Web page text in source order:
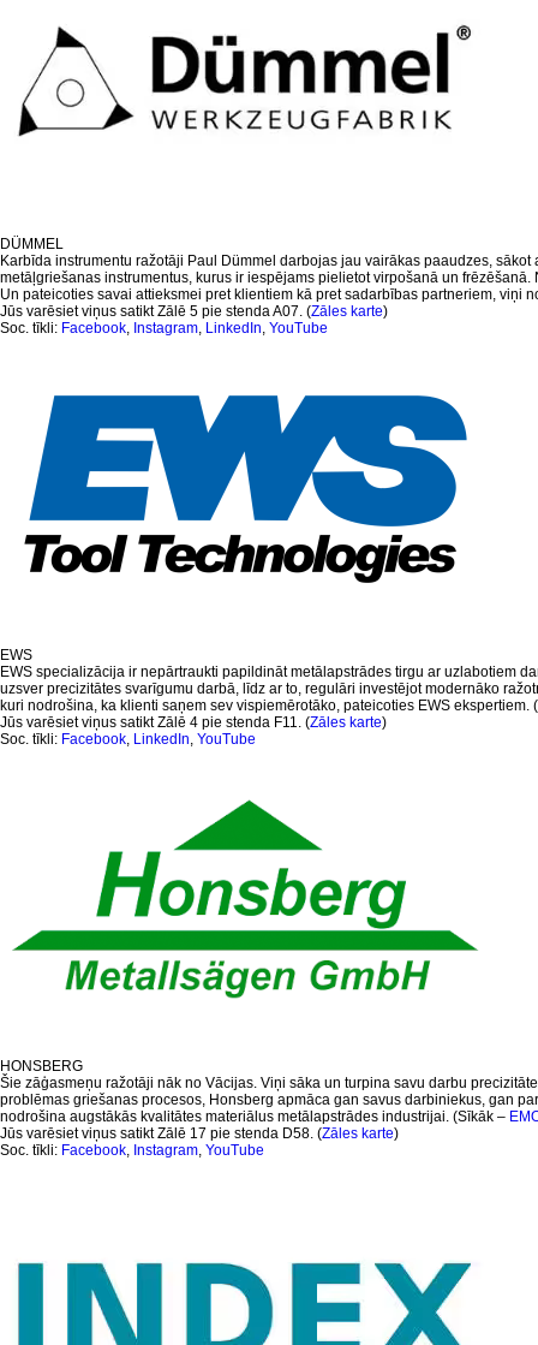
DÜMMEL
Karbīda instrumentu ražotāji Paul Dümmel darbojas jau vairākas paaudzes,
metāļgriešanas instrumentus, kurus ir iespējams pielietot virpošanā un
Un pateicoties savai attieksmei pret klientiem kā pret sadarbības partneriem, viņi
Jūs varēsiet viņus satikt Zālē 5 pie stenda A07. (Zāles karte)
Soc. tīkli: Facebook, Instagram, LinkedIn, YouTube
EWS
EWS specializācija ir nepārtraukti papildināt metālapstrādes tirgu ar uzlabotiem
uzsver precizitātes svarīgumu darbā, līdz ar to, regulāri investējot modernāko
kuri nodrošina, ka klienti saņem sev vispiemērotāko, pateicoties EWS ekspertiem.
Jūs varēsiet viņus satikt Zālē 4 pie stenda F11. (Zāles karte)
Soc. tīkli: Facebook, LinkedIn, YouTube
HONSBERG
Šie zāģasmeņu ražotāji nāk no Vācijas. Viņi sāka un turpina savu darbu
problēmas griešanas procesos, Honsberg apmāca gan savus darbiniekus, gan
nodrošina augstākās kvalitātes materiālus metālapstrādes industrijai. (Sīkāk –
Jūs varēsiet viņus satikt Zālē 17 pie stenda D58. (Zāles karte)
Soc. tīkli: Facebook, Instagram, YouTube